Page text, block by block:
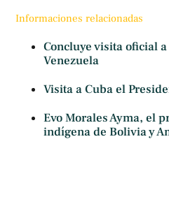
Informaciones relacionadas
Concluye visita oficial
Venezuela
Visita a Cuba el
Evo Morales Ayma, el
indígena de Bolivia y